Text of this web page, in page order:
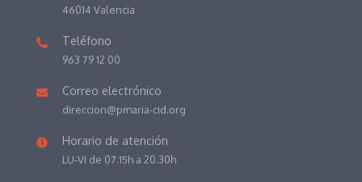
46014 Valencia
Teléfono
963 79 12 00
Correo electrónico
direccion@pmaria-cid.org
Horario de atención
LU-VI de 07.15h a 20.30h